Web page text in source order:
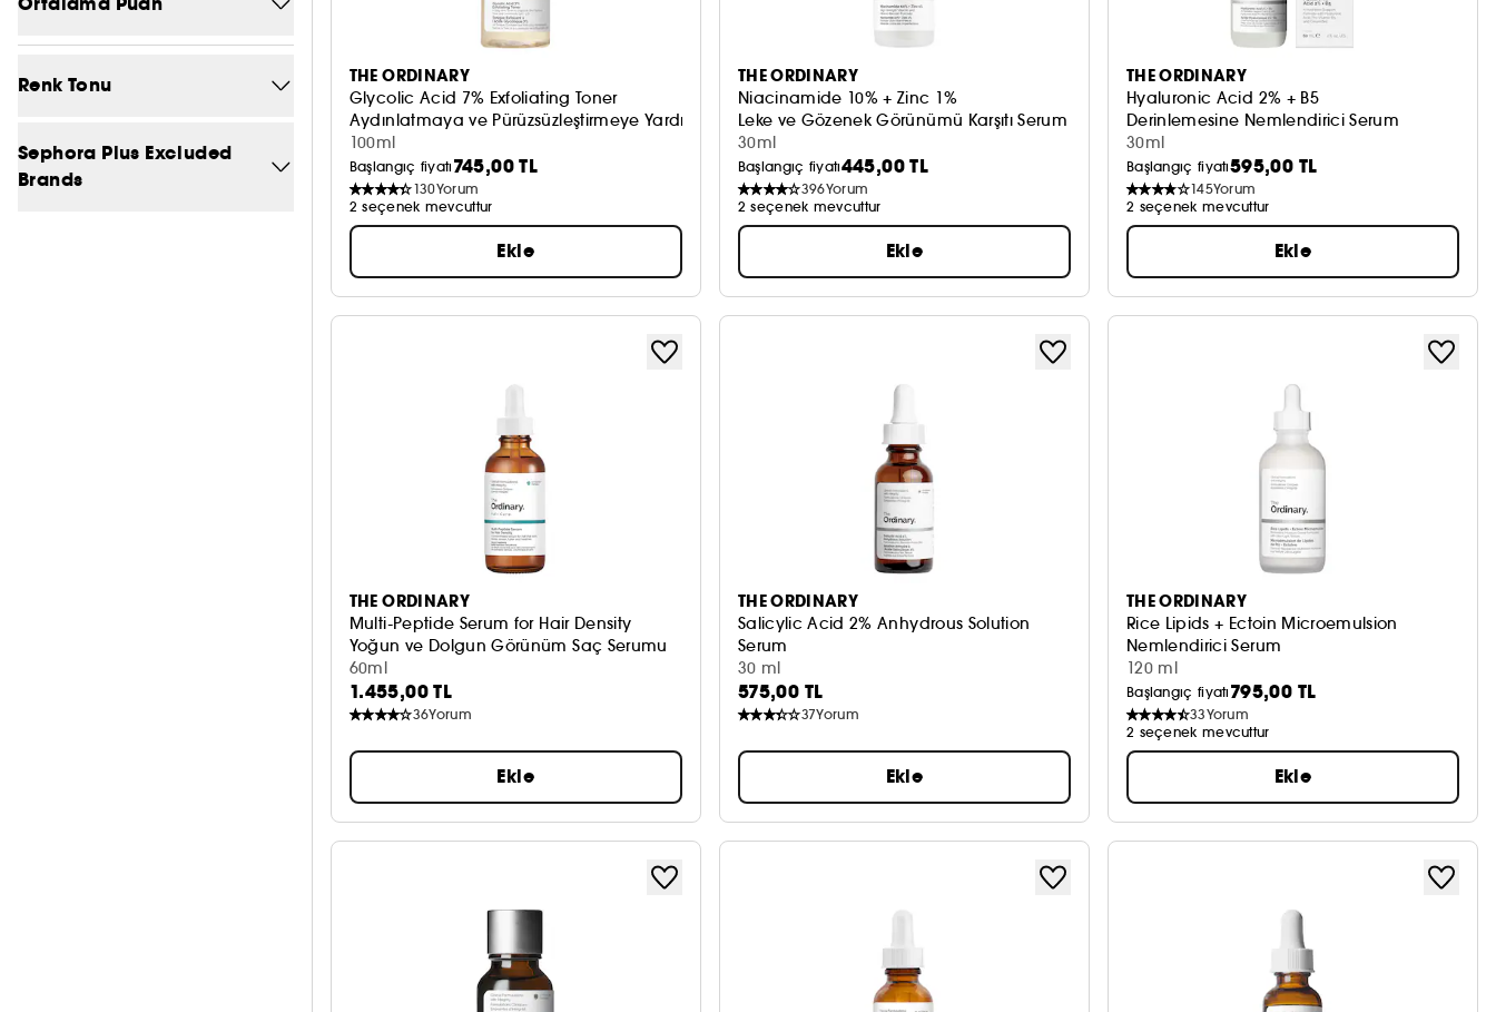
3/5 46
Renk Tonu
Transparan 2
Sephora Plus Excluded
Brands
THE ORDINARY
Glycolic Acid 7% Exfoliating Toner
Aydınlatmaya ve Pürüzsüzleştirmeye Yardımcı
100ml
Başlangıç fiyatı 745,00 TL
130Yorum
2 seçenek mevcuttur
Ekle
THE ORDINARY
Niacinamide 10% + Zinc 1%
Leke ve Gözenek Görünümü Karşıtı Serum
30ml
Başlangıç fiyatı445,00 TL
396Yorum
2 seçenek mevcuttur
Ekle
THE ORDINARY
Hyaluronic Acid 2% + B5
Derinlemesine Nemlendirici Serum
30ml
Başlangıç fiyatı595,00 TL
145Yorum
2 seçenek mevcuttur
Ekle
THE ORDINARY
Multi-Peptide Serum for Hair Density
Yoğun ve Dolgun Görünüm Saç Serumu
60ml
1.455,00 TL
36Yorum
Ekle
THE ORDINARY
Salicylic Acid 2% Anhydrous Solution
Serum
30 ml
575,00 TL
37Yorum
Ekle
THE ORDINARY
Rice Lipids + Ectoin Microemulsion
Nemlendirici Serum
120 ml
Başlangıç fiyatı 795,00 TL
33Yorum
2 seçenek mevcuttur
Ekle